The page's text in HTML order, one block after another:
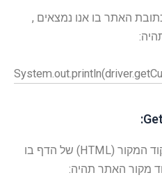
האתר בו אנו נמצאים ,
תיאור: פונקציה המחזירה את קוד המקור (HTML) של הדף בו
מקור האתר תהיה: